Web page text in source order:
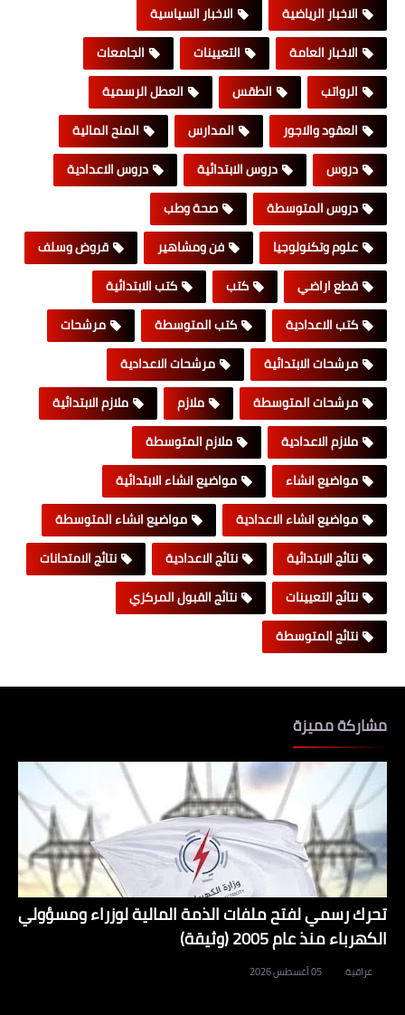
الاخبار الرياضية
الاخبار السياسية
الاخبار العامة
التعيينات
الجامعات
الرواتب
الطقس
العطل الرسمية
العقود والاجور
المدارس
المنح المالية
دروس
دروس الابتدائية
دروس الاعدادية
دروس المتوسطة
صحة وطب
علوم وتكنولوجيا
فن ومشاهير
قروض وسلف
قطع اراضي
كتب
كتب الابتدائية
كتب الاعدادية
كتب المتوسطة
مرشحات
مرشحات الابتدائية
مرشحات الاعدادية
مرشحات المتوسطة
ملازم
ملازم الابتدائية
ملازم الاعدادية
ملازم المتوسطة
مواضيع انشاء
مواضيع انشاء الابتدائية
مواضيع انشاء الاعدادية
مواضيع انشاء المتوسطة
نتائج الابتدائية
نتائج الاعدادية
نتائج الامتحانات
نتائج التعيينات
نتائج القبول المركزي
نتائج المتوسطة
مشاركة مميزة
تحرك رسمي لفتح ملفات الذمة المالية لوزراء ومسؤولي
الكهرباء منذ عام 2005 (وثيقة)
عراقية 05 أغسطس 2026